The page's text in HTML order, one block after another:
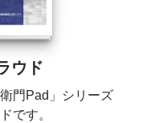
ウド
門Pad」シリーズ
です。